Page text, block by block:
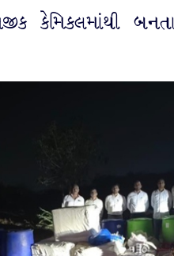
કેમિકલમાંથી